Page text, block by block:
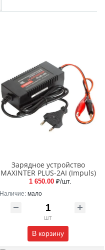
Зарядное устройство
MAXINTER PLUS-2AI (Impuls)
1 650.00 ₽/шт.
Наличие: мало
шт
В корзину